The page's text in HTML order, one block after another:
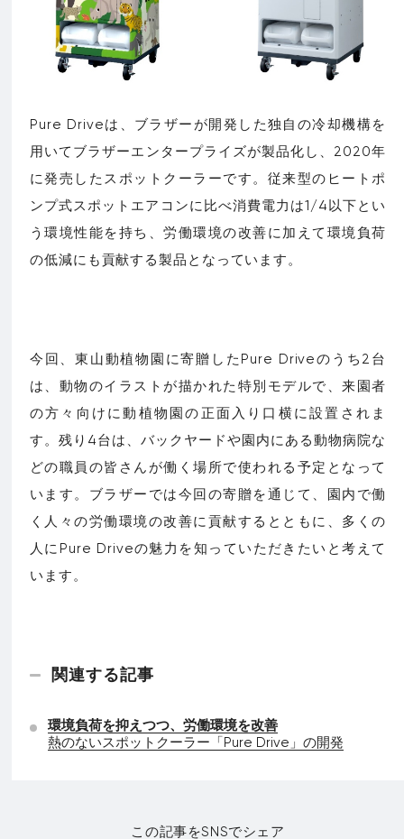
Pure Driveは、ブラザーが開発した独自の冷却機構を
用いてブラザーエンタープライズが製品化し、2020年
に発売したスポットクーラーです。従来型のヒートポ
ンプ式スポットエアコンに比べ消費電力は1/4以下とい
う環境性能を持ち、労働環境の改善に加えて環境負荷
の低減にも貢献する製品となっています。
今回、東山動植物園に寄贈したPure Driveのうち2台
は、動物のイラストが描かれた特別モデルで、来園者
の方々向けに動植物園の正面入り口横に設置されま
す。残り4台は、バックヤードや園内にある動物病院な
どの職員の皆さんが働く場所で使われる予定となって
います。ブラザーでは今回の寄贈を通じて、園内で働
く人々の労働環境の改善に貢献するとともに、多くの
人にPure Driveの魅力を知っていただきたいと考えて
います。
関連する記事
環境負荷を抑えつつ、労働環境を改善
熱のないスポットクーラー「Pure Drive」の開発
この記事をSNSでシェア